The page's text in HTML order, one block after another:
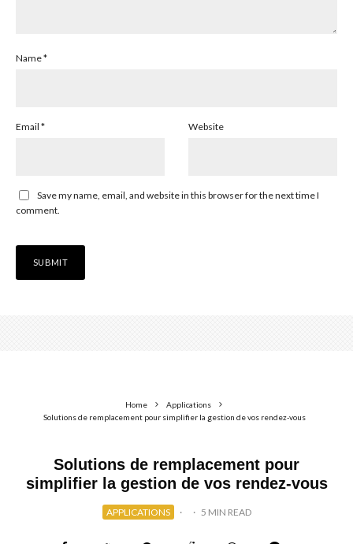
Name*
Email * Website
Save my name, email, and website in this browser for the next time I
comment.
Home
Applications
Solutions de remplacement pour simplifier la gestion de vos rendez-vous
Solutions de remplacement pour
simplifier la gestion de vos rendez-vous
APPLICATIONS · · 5 MIN READ